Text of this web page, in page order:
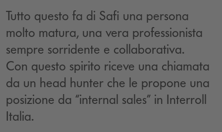
Tutto questo fa di Safi una persona
molto matura, una vera professionista
sempre sorridente e collaborativa.
Con questo spirito riceve una chiamata
da un head hunter che le propone una
posizione da “internal sales” in Interroll
Italia.